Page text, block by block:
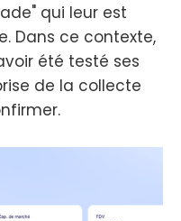
qui leur est
Dans ce contexte,
été testé ses
de la collecte